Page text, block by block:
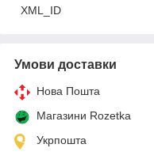
XML_ID
Умови доставки
Нова Пошта
Магазини Rozetka
Укрпошта